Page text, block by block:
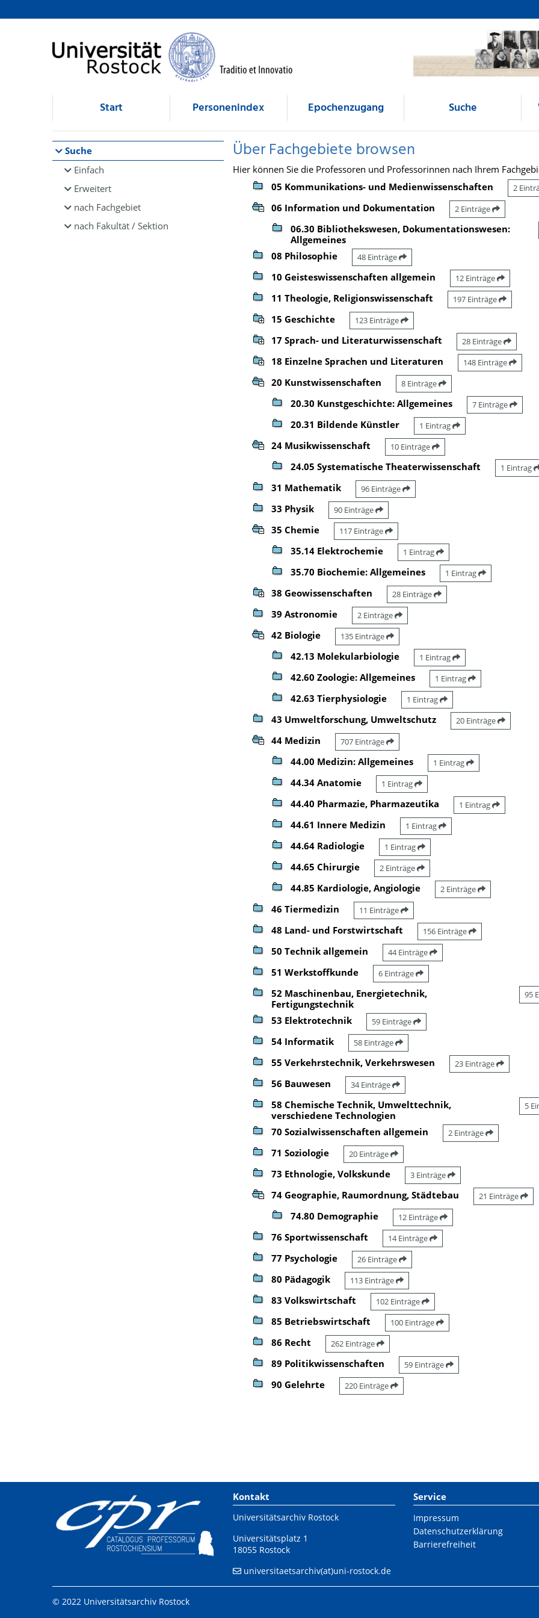
Browsen
direkt zum Inhalt
Start Personenindex Epochenzugang Suche
Suche
Einfach
Erweitert
nach Fachgebiet
nach Fakultät / Sektion
Über Fachgebiete browsen
Hier können Sie die Professoren und Professorinnen nach Ihrem
05 Kommunikations- und Medienwissenschaften
2
06 Information und Dokumentation 2 Einträge
06.30 Bibliothekswesen, Dokumentationswesen:
Allgemeines
08 Philosophie 48 Einträge
10 Geisteswissenschaften allgemein 12 Einträge
11 Theologie, Religionswissenschaft 197 Einträge
15 Geschichte 123 Einträge
17 Sprach- und Literaturwissenschaft 28 Einträge
18 Einzelne Sprachen und Literaturen 148 Einträge
20 Kunstwissenschaften 8 Einträge
20.30 Kunstgeschichte: Allgemeines 7 Einträge
20.31 Bildende Künstler 1 Eintrag
24 Musikwissenschaft 10 Einträge
24.05 Systematische Theaterwissenschaft 1 Eintrag
31 Mathematik 96 Einträge
33 Physik 90 Einträge
35 Chemie 117 Einträge
35.14 Elektrochemie 1 Eintrag
35.70 Biochemie: Allgemeines 1 Eintrag
38 Geowissenschaften 28 Einträge
39 Astronomie 2 Einträge
42 Biologie 135 Einträge
42.13 Molekularbiologie 1 Eintrag
42.60 Zoologie: Allgemeines 1 Eintrag
42.63 Tierphysiologie 1 Eintrag
43 Umweltforschung, Umweltschutz 20 Einträge
44 Medizin 707 Einträge
44.00 Medizin: Allgemeines 1 Eintrag
44.34 Anatomie 1 Eintrag
44.40 Pharmazie, Pharmazeutika 1 Eintrag
44.61 Innere Medizin 1 Eintrag
44.64 Radiologie 1 Eintrag
44.65 Chirurgie 2 Einträge
44.85 Kardiologie, Angiologie 2 Einträge
46 Tiermedizin 11 Einträge
48 Land- und Forstwirtschaft 156 Einträge
50 Technik allgemein 44 Einträge
51 Werkstoffkunde 6 Einträge
52 Maschinenbau, Energietechnik,
Fertigungstechnik
95
53 Elektrotechnik 59 Einträge
54 Informatik 58 Einträge
55 Verkehrstechnik, Verkehrswesen 23 Einträge
56 Bauwesen 34 Einträge
58 Chemische Technik, Umwelttechnik,
verschiedene Technologien
5
70 Sozialwissenschaften allgemein 2 Einträge
71 Soziologie 20 Einträge
73 Ethnologie, Volkskunde 3 Einträge
74 Geographie, Raumordnung, Städtebau 21 Einträge
74.80 Demographie 12 Einträge
76 Sportwissenschaft 14 Einträge
77 Psychologie 26 Einträge
80 Pädagogik 113 Einträge
83 Volkswirtschaft 102 Einträge
85 Betriebswirtschaft 100 Einträge
86 Recht 262 Einträge
89 Politikwissenschaften 59 Einträge
90 Gelehrte 220 Einträge
Kontakt
Universitätsarchiv Rostock
Universitätsplatz 1
18055 Rostock
universitaetsarchiv(at)uni-rostock.de
Service
Impressum
Datenschutzerklärung
Barrierefreiheit
© 2022 Universitätsarchiv Rostock